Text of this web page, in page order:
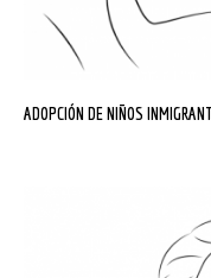
ADOPCIÓN DE NIÑOS